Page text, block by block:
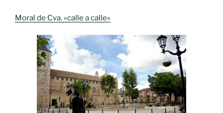
Moral de Cva. «calle a calle»